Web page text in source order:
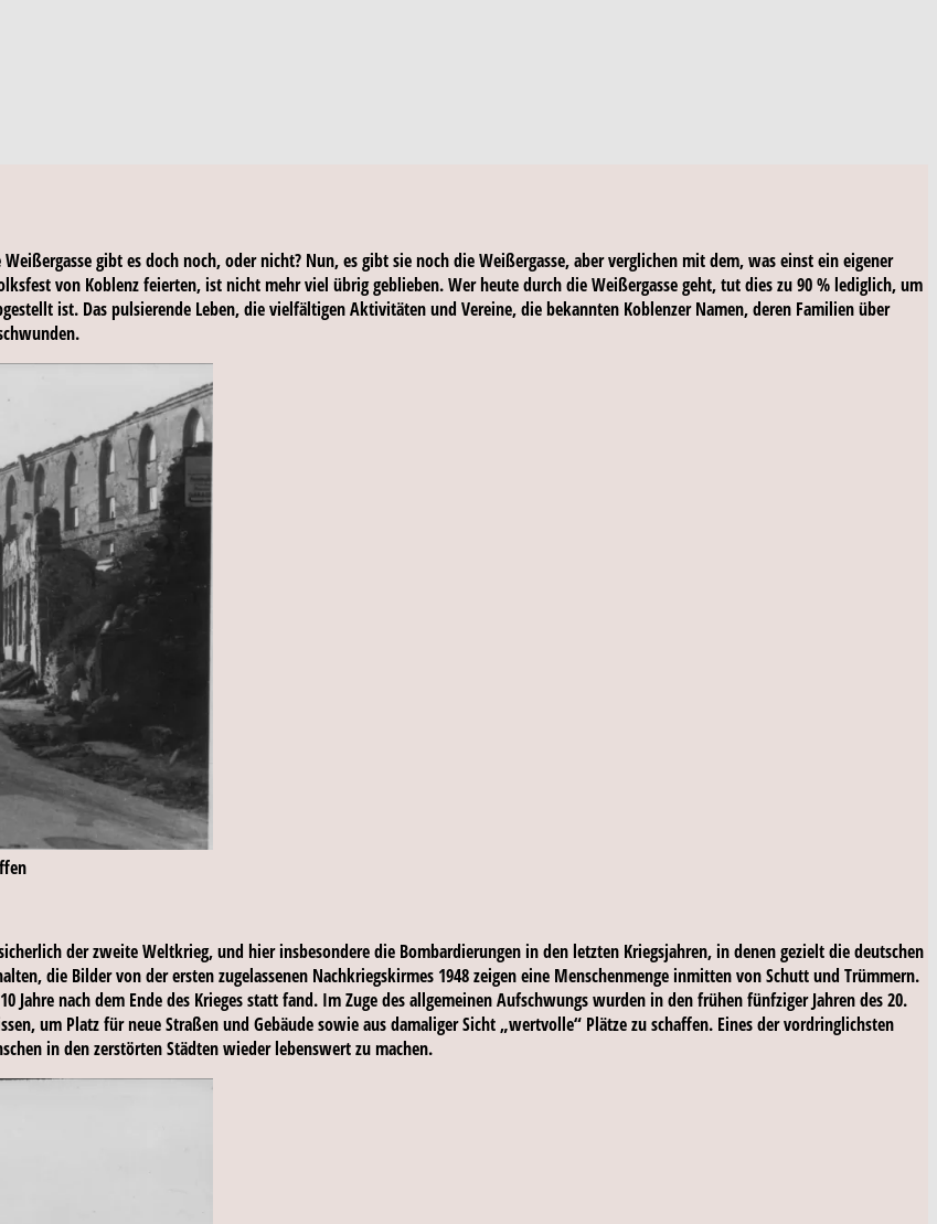
gibt es doch noch, oder nicht? Nun, es gibt sie noch die Weißergasse, aber verglichen mit dem, was einst ein eigener
von Koblenz feierten, ist nicht mehr viel übrig geblieben. Wer heute durch die Weißergasse geht, tut dies zu 90 % lediglich, um
ist. Das pulsierende Leben, die vielfältigen Aktivitäten und Vereine, die bekannten Koblenzer Namen, deren Familien über
der zweite Weltkrieg, und hier insbesondere die Bombardierungen in den letzten Kriegsjahren, in denen gezielt die deutschen
die Bilder von der ersten zugelassenen Nachkriegskirmes 1948 zeigen eine Menschenmenge inmitten von Schutt und Trümmern.
Jahre nach dem Ende des Krieges statt fand. Im Zuge des allgemeinen Aufschwungs wurden in den frühen fünfziger Jahren des 20.
um Platz für neue Straßen und Gebäude sowie aus damaliger Sicht „wertvolle“ Plätze zu schaffen. Eines der vordringlichsten
in den zerstörten Städten wieder lebenswert zu machen.